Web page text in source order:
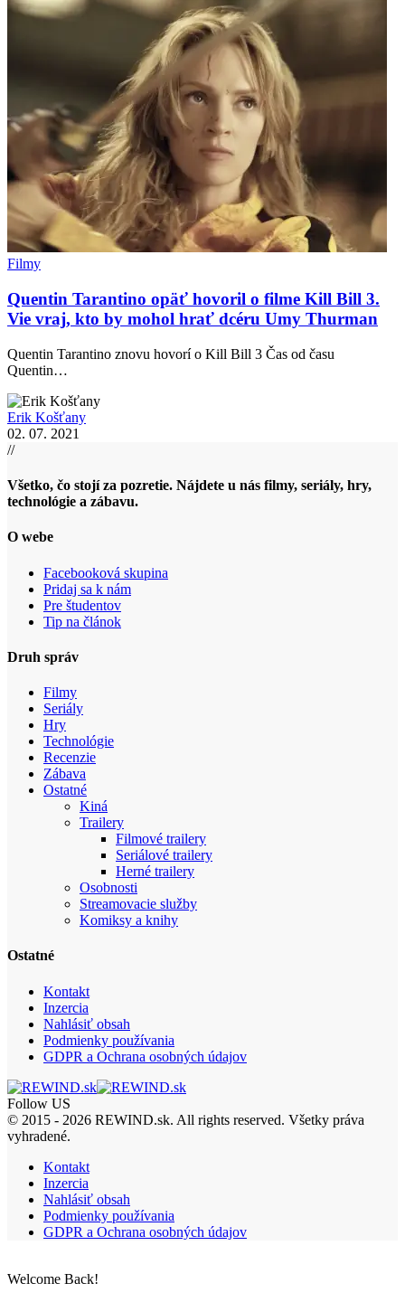
Filmy
Quentin Tarantino opäť hovoril o filme Kill Bill 3.
Vie vraj, kto by mohol hrať dcéru Umy Thurman
Quentin Tarantino znovu hovorí o Kill Bill 3 Čas od času
Quentin…
Erik Košťany
02. 07. 2021
//
Všetko, čo stojí za pozretie. Nájdete u nás filmy, seriály, hry,
technológie a zábavu.
O webe
Facebooková skupina
Pridaj sa k nám
Pre študentov
Tip na článok
Druh správ
Filmy
Seriály
Hry
Technológie
Recenzie
Zábava
Ostatné
Kiná
Trailery
Filmové trailery
Seriálové trailery
Herné trailery
Osobnosti
Streamovacie služby
Komiksy a knihy
Ostatné
Kontakt
Inzercia
Nahlásiť obsah
Podmienky používania
GDPR a Ochrana osobných údajov
Follow US
© 2015 - 2026 REWIND.sk. All rights reserved. Všetky práva
vyhradené.
Kontakt
Inzercia
Nahlásiť obsah
Podmienky používania
GDPR a Ochrana osobných údajov
Welcome Back!